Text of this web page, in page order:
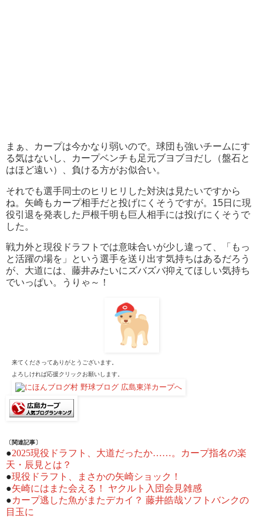
まぁ、カープは今かなり弱いので。球団も強いチームにす
る気はないし、カープベンチも足元ブヨブヨだし（盤石と
はほど遠い）、負ける方がお似合い。
それでも選手同士のヒリヒリした対決は見たいですから
ね。矢崎もカープ相手だと投げにくそうですが。15日に現
役引退を発表した戸根千明も巨人相手には投げにくそうで
した。
戦力外と現役ドラフトでは意味合いが少し違って、「もっ
と活躍の場を」という選手を送り出す気持ちはあるだろう
が、大道には、藤井みたいにズバズバ抑えてほしい気持ち
でいっぱい。うりゃ～！
来てくださってありがとうございます。
よろしければ応援クリックお願いします。
〔関連記事〕
●2025現役ドラフト、大道だったか……。カープ指名の楽
天・辰見とは？
●現役ドラフト、まさかの矢崎ショック！
●矢崎にはまた会える！ ヤクルト入団会見雑感
●カープ逃した魚がまたデカイ？ 藤井皓哉ソフトバンクの
目玉に